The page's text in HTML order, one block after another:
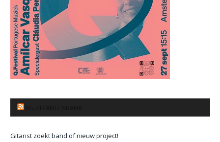
Gitarist zoekt band of nieuw project!